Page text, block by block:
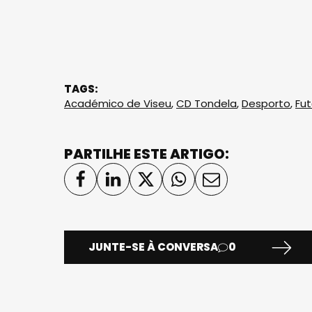
TAGS:
Académico de Viseu,CD Tondela,Desporto,
PARTILHE ESTE ARTIGO:
JUNTE-SE À CONVERSA 0